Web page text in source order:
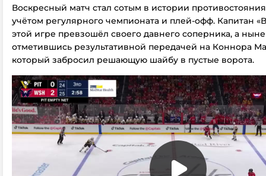
Воскресный матч стал сотым в истории
учётом регулярного чемпионата и плей-офф. Капитан
этой игре превзошёл своего давнего соперника, а ныне
отметившись результативной передачей на Коннора
который забросил решающую шайбу в пустые ворота.